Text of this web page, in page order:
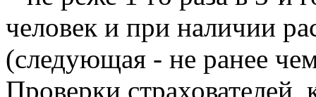
человек и при наличии
(следующая - не ранее
Проверки страхователей,